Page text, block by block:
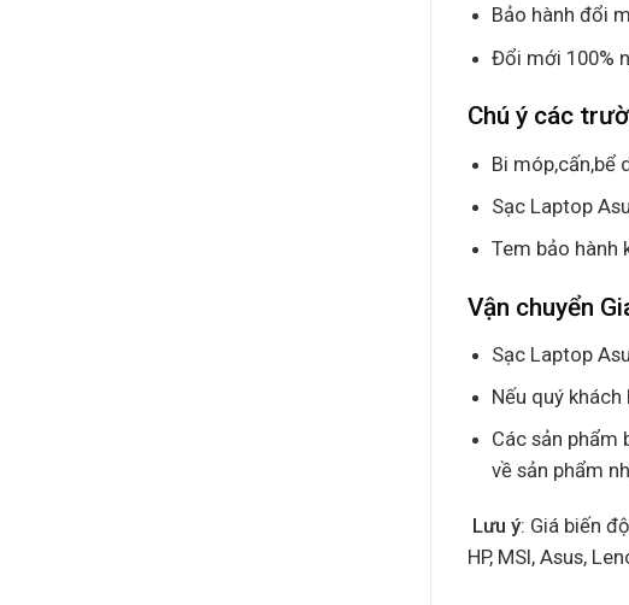
Bảo hành đổi
Đổi mới 100%
Chú ý các
Bi móp,cấn,bể
Sạc Laptop
Tem bảo hành
Vận chuyển
Sạc Laptop
Nếu quý
Các sản phẩm
về sản phẩm
Lưu ý: Giá biến
HP, MSI, Asus,